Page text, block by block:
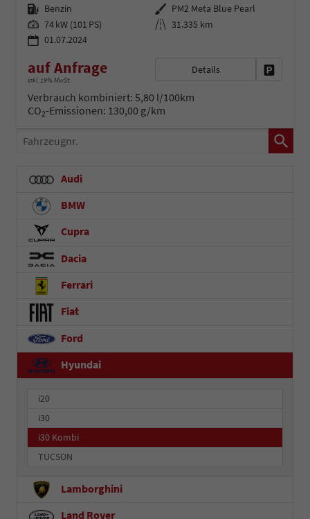
Kraftstoff Benzin Außenfarbe PM2 Meta Blue Pearl
Leistung 74 kW (101 PS) Kilometerstand 31.335 km
01.07.2024
auf Anfrage
inkl. 19% MwSt.
Details
Verbrauch kombiniert: 5,80 l/100km
CO2-Emissionen: 130,00 g/km
Fahrzeugnr.
Audi
BMW
Cupra
Dacia
Ferrari
Fiat
Ford
Hyundai
i20
i30
i30 Kombi
TUCSON
Lamborghini
Land Rover